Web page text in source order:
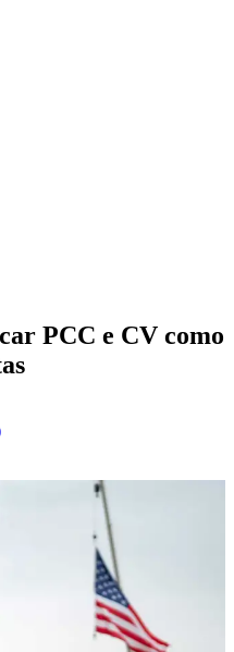
PCC e CV como